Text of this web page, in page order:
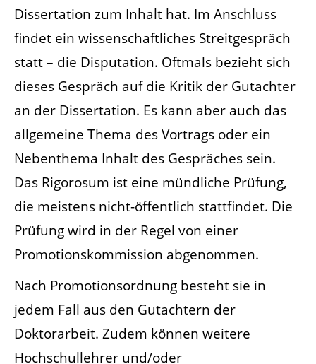
Dissertation zum Inhalt hat. Im Anschluss
findet ein wissenschaftliches Streitgespräch
statt – die Disputation. Oftmals bezieht sich
dieses Gespräch auf die Kritik der Gutachter
an der Dissertation. Es kann aber auch das
allgemeine Thema des Vortrags oder ein
Nebenthema Inhalt des Gespräches sein.
Das Rigorosum ist eine mündliche Prüfung,
die meistens nicht-öffentlich stattfindet. Die
Prüfung wird in der Regel von einer
Promotionskommission abgenommen.
Nach Promotionsordnung besteht sie in
jedem Fall aus den Gutachtern der
Doktorarbeit. Zudem können weitere
Hochschullehrer und/oder